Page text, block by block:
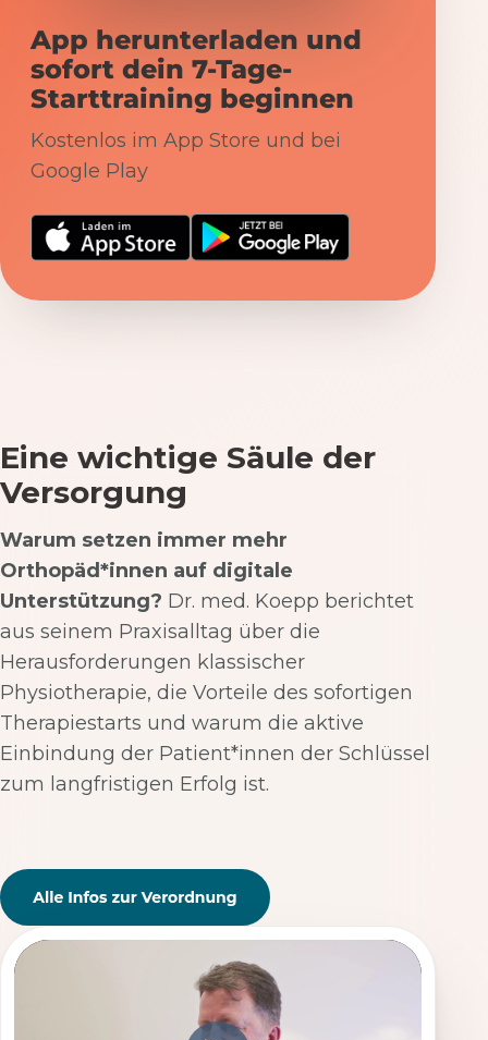
App herunterladen und
sofort dein 7-Tage-
Starttraining beginnen
Kostenlos im App Store und bei
Google Play
Eine wichtige Säule der
Versorgung
Warum setzen immer mehr
Orthopäd*innen auf digitale
Unterstützung? Dr. med. Koepp berichtet
aus seinem Praxisalltag über die
Herausforderungen klassischer
Physiotherapie, die Vorteile des sofortigen
Therapiestarts und warum die aktive
Einbindung der Patient*innen der Schlüssel
zum langfristigen Erfolg ist.